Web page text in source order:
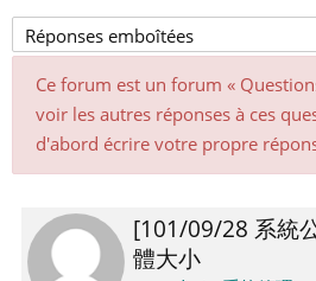
Ce forum est un forum «
voir les autres réponses à ces
d'abord écrire votre propre
[101/09/28 系統
體大小
Nombre
de